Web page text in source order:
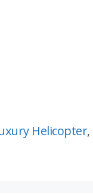
Helicopter,